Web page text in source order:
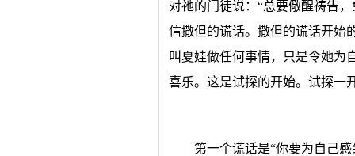
对祂的门徒说：“总要儆醒祷告
信撒但的谎话。撒但的谎话开始
叫夏娃做任何事情，只是令她为
喜乐。这是试探的开始。试探一
第一个谎话是“你要为自己